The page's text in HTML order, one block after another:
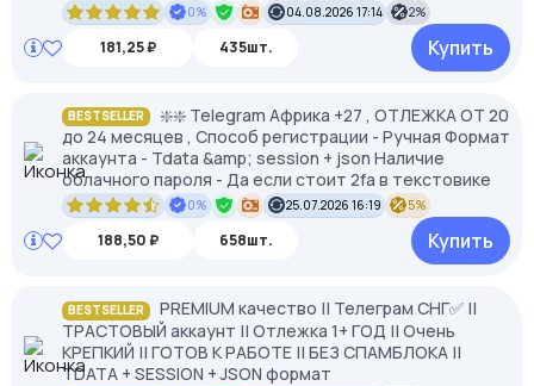
0% 04.08.2026 17:14 2%
181,25 ₽ 435шт. Купить
BESTSELLER
❇️❇️ Telegram Африка +27 , ОТЛЕЖКА ОТ 20
до 24 месяцев , Способ регистрации - Ручная Формат
аккаунта - Tdata &amp; session + json Наличие
облачного пароля - Да если стоит 2fa в текстовике
0% 25.07.2026 16:19 5%
188,50 ₽ 658шт. Купить
BESTSELLER
PREMIUM качество || Телеграм СНГ✅ ||
ТРАСТОВЫЙ аккаунт || Отлежка 1+ ГОД || Очень
КРЕПКИЙ || ГОТОВ К РАБОТЕ || БЕЗ СПАМБЛОКА ||
TDATA + SESSION + JSON формат